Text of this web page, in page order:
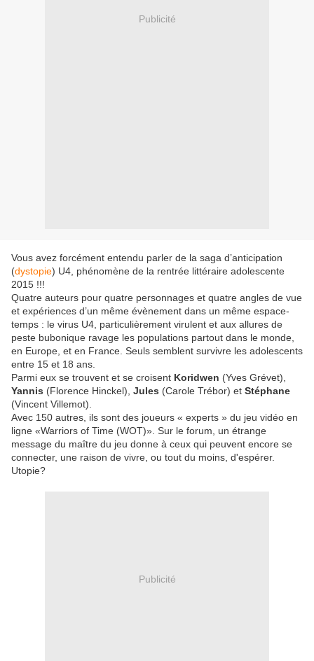
Publicité
Vous avez forcément entendu parler de la saga d’anticipation
(dystopie) U4, phénomène de la rentrée littéraire adolescente
2015 !!!
Quatre auteurs pour quatre personnages et quatre angles de vue
et expériences d’un même évènement dans un même espace-
temps : le virus U4, particulièrement virulent et aux allures de
peste bubonique ravage les populations partout dans le monde,
en Europe, et en France. Seuls semblent survivre les adolescents
entre 15 et 18 ans.
Parmi eux se trouvent et se croisent Koridwen (Yves Grévet),
Yannis (Florence Hinckel), Jules (Carole Trébor) et Stéphane
(Vincent Villemot).
Avec 150 autres, ils sont des joueurs « experts » du jeu vidéo en
ligne «Warriors of Time (WOT)». Sur le forum, un étrange
message du maître du jeu donne à ceux qui peuvent encore se
connecter, une raison de vivre, ou tout du moins, d'espérer.
Utopie?
Publicité